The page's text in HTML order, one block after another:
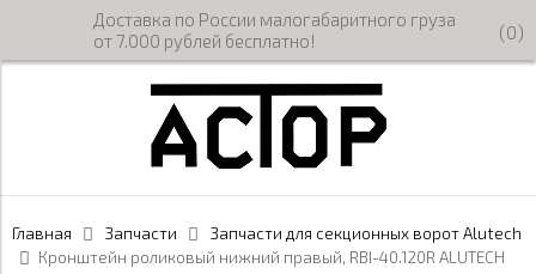
Доставка по России малогабаритного груза
от 7.000 рублей бесплатно!
(0)
Главная Запчасти
Запчасти для секционных ворот Alutech
Кронштейн роликовый нижний правый, RBI-40.120R ALUTECH